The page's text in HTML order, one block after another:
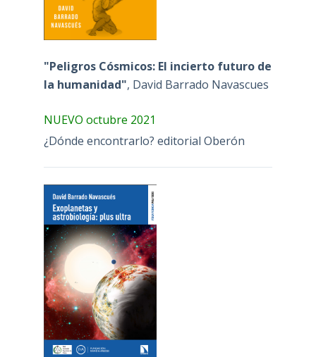
"Peligros Cósmicos: El incierto futuro de
la humanidad", David Barrado Navascues
NUEVO octubre 2021
¿Dónde encontrarlo? editorial Oberón